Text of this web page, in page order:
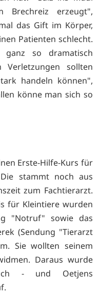
Brechreiz erzeugt",
das Gift im Körper,
Patienten schlecht.
so dramatisch
Verletzungen sollten
handeln können",
könne man sich so
Erste-Hilfe-Kurs für
Die stammt noch aus
zum Fachtierarzt.
für Kleintiere wurden
"Notruf" sowie das
(Sendung "Tierarzt
Sie wollten seinem
Daraus wurde
- und Oetjens